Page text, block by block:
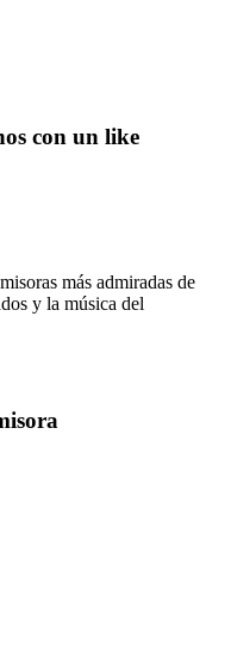
con un like
más admiradas de
y la música del